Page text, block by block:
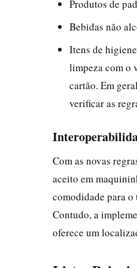
Produtos de
Bebidas não
Itens de
limpeza com o
cartão. Em
verificar as
Com as novas
aceito em
comodidade para
Contudo, a
oferece um